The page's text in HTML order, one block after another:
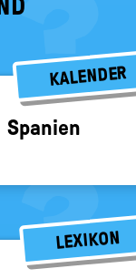
KALENDER
Spa­ni­en
LEXIKON